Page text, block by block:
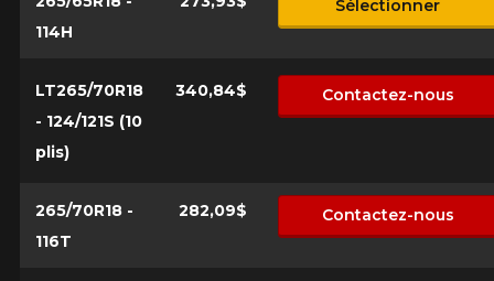
114H
Sélectionner
LT265/70R18
- 124/121S (10
plis)
340,84$ Contactez-nous
265/70R18 -
116T
282,09$ Contactez-nous